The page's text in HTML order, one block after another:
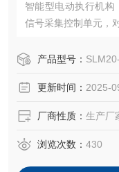
智能型电动执行机
信号采集控制单元，
产品型号：
更新时间： 2025-
厂商性质： 生产厂
浏览次数： 430